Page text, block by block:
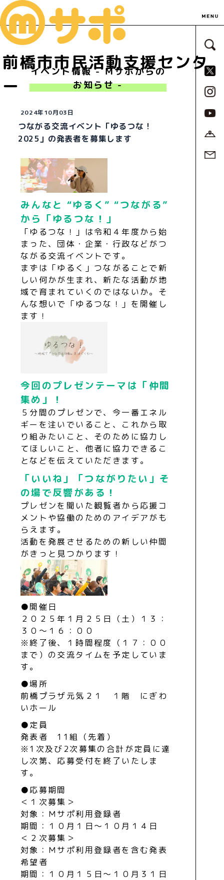
前橋市市民活動支援センタ
ー
サ
イベント情報 - Ｍサポからの
お知らせ -
2024年10月03日
つながる交流イベント「ゆるつな！
2025」の発表者を募集します
みんなと “ゆるく” “つながる”
から「ゆるつな！」
「ゆるつな！」は令和４年度から始
まった、団体・企業・行政などがつ
ながる交流イベントです。
まずは「ゆるく」つながることで新
しい何かが生まれ、新たな活動が地
域で育まれていくのではないか。そ
んな想いで「ゆるつな！」を開催し
ます！
今回のプレゼンテーマは「仲間
集め」！
５分間のプレゼンで、今一番エネル
ギーを注いでいること、これから取
り組みたいこと、そのために協力し
てほしいこと、他者に協力できるこ
となどを伝えていただきます。
「いいね」「つながりたい」そ
の場で反響がある！
プレゼンを聞いた観覧者から応援コ
メントや協働のためのアイデアがも
らえます。
活動を発展させるための新しい仲間
がきっと見つかります！
●開催日
２０２５年１月２５日（土）１３：
３０～１６：００
※終了後、１時間程度（１７：００
まで）の交流タイムを予定していま
す。
●場所
前橋プラザ元気２１ １階 にぎわ
いホール
●定員
発表者 11組（先着）
※1次及び2次募集の合計が定員に達
し次第、応募受付を終了いたしま
す。
●応募期間
＜１次募集＞
対象：Ｍサポ利用登録者
期間：１０月１日〜１０月１４日
＜２次募集＞
対象：Ｍサポ利用登録者を含む発表
希望者
期間：１０月１５日〜１０月３１日